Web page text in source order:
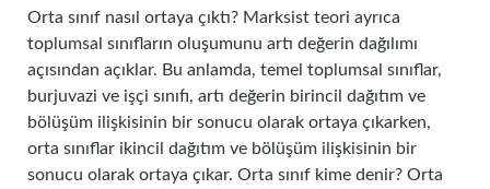
Orta sınıf nasıl ortaya çıktı? Marksist teori ayrıca
toplumsal sınıfların oluşumunu artı değerin dağılımı
açısından açıklar. Bu anlamda, temel toplumsal sınıflar,
burjuvazi ve işçi sınıfı, artı değerin birincil dağıtım ve
bölüşüm ilişkisinin bir sonucu olarak ortaya çıkarken,
orta sınıflar ikincil dağıtım ve bölüşüm ilişkisinin bir
sonucu olarak ortaya çıkar. Orta sınıf kime denir? Orta